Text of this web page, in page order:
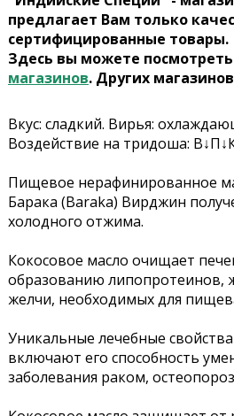
предлагает Вам только
сертифицированные товары.
Здесь вы можете посмотреть
магазинов. Других
Вкус: сладкий. Вирья:
Воздействие на тридоша:
Пищевое нерафинированное
Барака (Baraka) Вирджин
холодного отжима.
Кокосовое масло очищает
образованию липопротеинов,
желчи, необходимых для
Уникальные лечебные
включают его способность
заболевания раком,